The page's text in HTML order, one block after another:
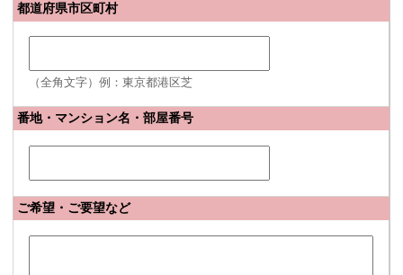
都道府県市区町村
（全角文字）例：東京都港区芝
番地・マンション名・部屋番号
ご希望・ご要望など